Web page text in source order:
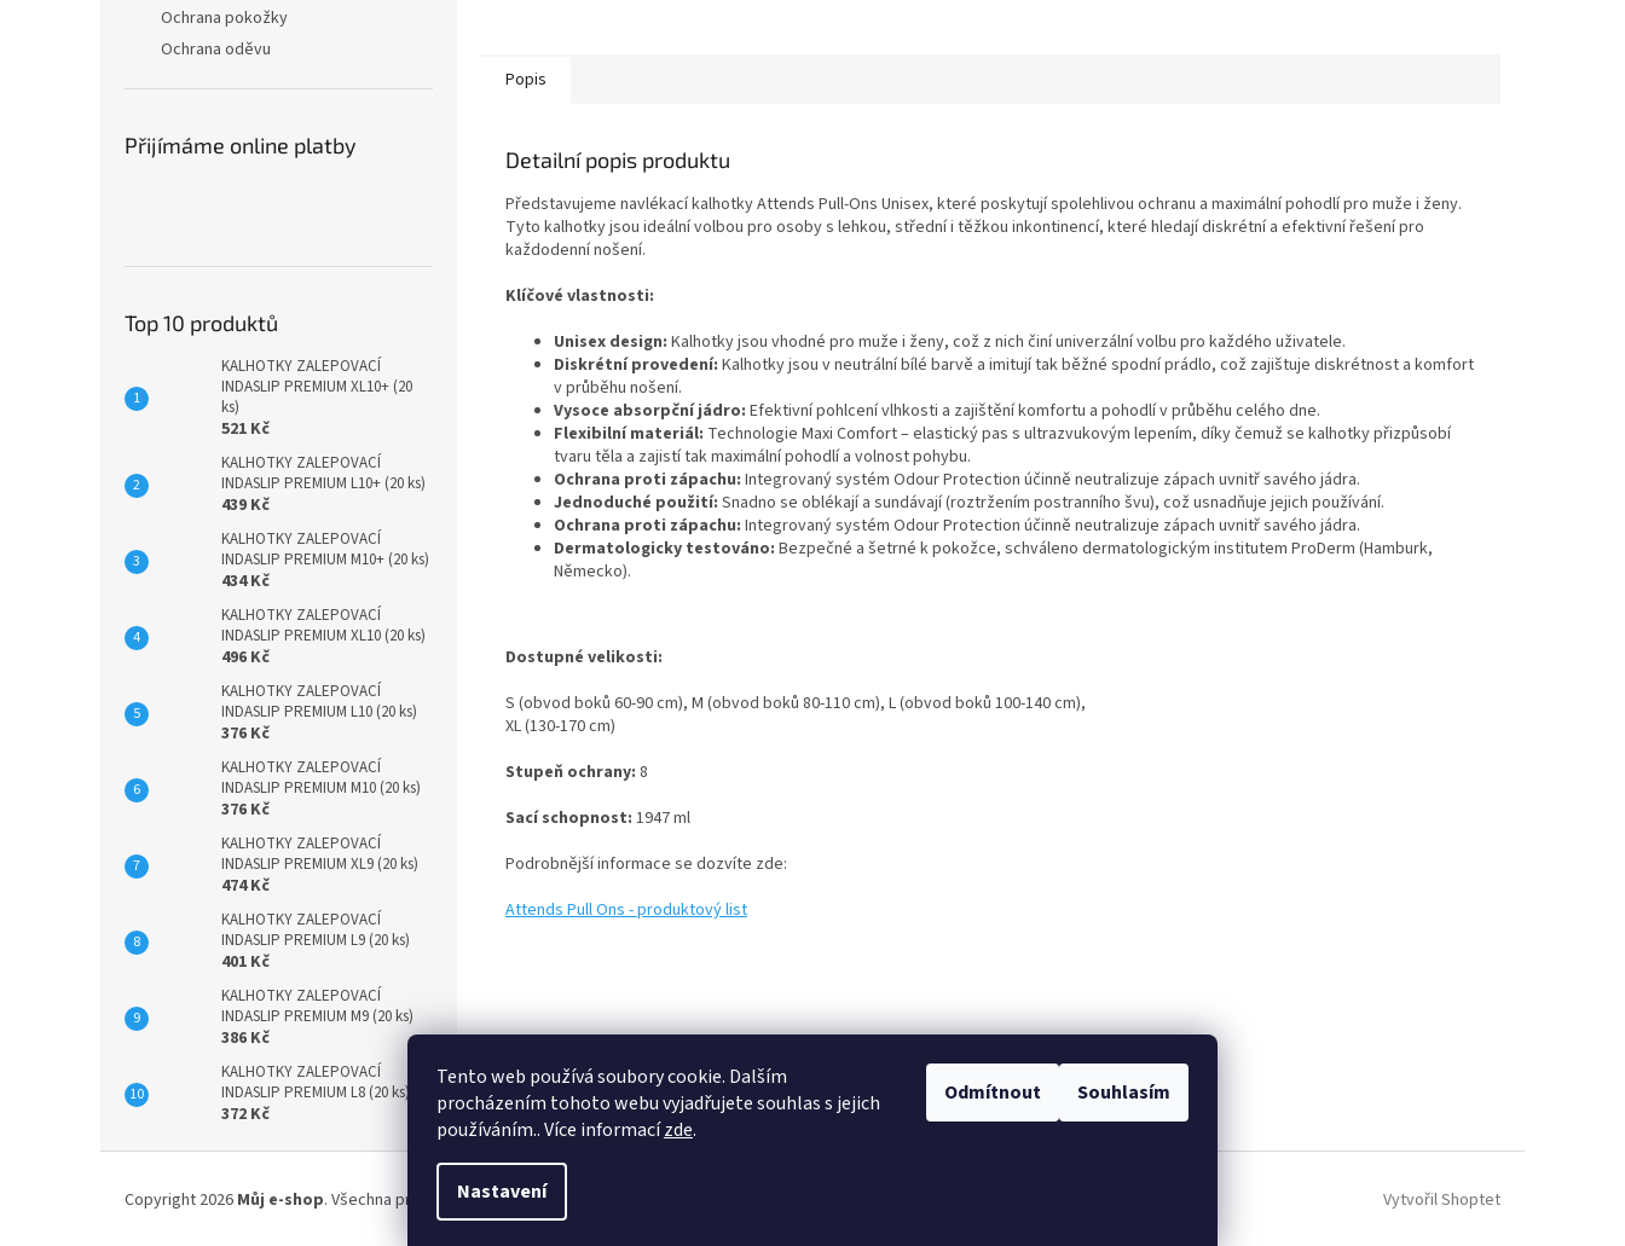
Tento web používá soubory cookie. Dalším
procházením tohoto webu vyjadřujete souhlas s jejich
používáním.. Více informacízde.
Nastavení
Odmítnout Souhlasím
Ochrana pokožky
Ochrana oděvu
Přijímáme online platby
Top 10 produktů
KALHOTKY ZALEPOVACÍ
INDASLIP PREMIUM XL10+ (20
ks)
521 Kč
KALHOTKY ZALEPOVACÍ
INDASLIP PREMIUM L10+ (20 ks)
439 Kč
KALHOTKY ZALEPOVACÍ
INDASLIP PREMIUM M10+ (20 ks)
434 Kč
KALHOTKY ZALEPOVACÍ
INDASLIP PREMIUM XL10 (20 ks)
496 Kč
KALHOTKY ZALEPOVACÍ
INDASLIP PREMIUM L10 (20 ks)
376 Kč
KALHOTKY ZALEPOVACÍ
INDASLIP PREMIUM M10 (20 ks)
376 Kč
KALHOTKY ZALEPOVACÍ
INDASLIP PREMIUM XL9 (20 ks)
474 Kč
KALHOTKY ZALEPOVACÍ
INDASLIP PREMIUM L9 (20 ks)
401 Kč
KALHOTKY ZALEPOVACÍ
INDASLIP PREMIUM M9 (20 ks)
386 Kč
KALHOTKY ZALEPOVACÍ
INDASLIP PREMIUM L8 (20 ks)
372 Kč
Popis
Detailní popis produktu
Představujeme navlékací kalhotky Attends Pull-Ons Unisex, které poskytují spolehlivou ochranu a maximální pohodlí pro muže i ženy.
Tyto kalhotky jsou ideální volbou pro osoby s lehkou, střední i těžkou inkontinencí, které hledají diskrétní a efektivní řešení pro
každodenní nošení.
Klíčové vlastnosti:
Unisex design: Kalhotky jsou vhodné pro muže i ženy, což z nich činí univerzální volbu pro každého uživatele.
Diskrétní provedení: Kalhotky jsou v neutrální bílé barvě a imitují tak běžné spodní prádlo, což zajištuje diskrétnost a komfort
v průběhu nošení.
Vysoce absorpční jádro: Efektivní pohlcení vlhkosti a zajištění komfortu a pohodlí v průběhu celého dne.
Flexibilní materiál: Technologie Maxi Comfort – elastický pas s ultrazvukovým lepením, díky čemuž se kalhotky přizpůsobí
tvaru těla a zajistí tak maximální pohodlí a volnost pohybu.
Ochrana proti zápachu: Integrovaný systém Odour Protection účinně neutralizuje zápach uvnitř savého jádra.
Jednoduché použití: Snadno se oblékají a sundávají (roztržením postranního švu), což usnadňuje jejich používání.
Ochrana proti zápachu: Integrovaný systém Odour Protection účinně neutralizuje zápach uvnitř savého jádra.
Dermatologicky testováno: Bezpečné a šetrné k pokožce, schváleno dermatologickým institutem ProDerm (Hamburk,
Německo).
Dostupné velikosti:
S (obvod boků 60-90 cm), M (obvod boků 80-110 cm), L (obvod boků 100-140 cm),
XL (130-170 cm)
Stupeň ochrany: 8
Sací schopnost: 1947 ml
Podrobnější informace se dozvíte zde:
Attends Pull Ons - produktový list
Vytvořil Shoptet
Copyright 2026 Můj e-shop. Všechna práva vyhrazena.